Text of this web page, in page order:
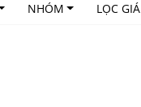
NHÓM LỌC GIÁ